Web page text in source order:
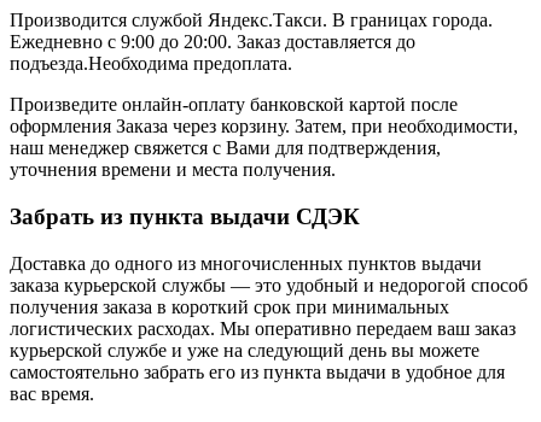
Производится службой Яндекс.Такси. В границах города.
Ежедневно с 9:00 до 20:00. Заказ доставляется до
подъезда.Необходима предоплата.
Произведите онлайн-оплату банковской картой после
оформления Заказа через корзину. Затем, при необходимости,
наш менеджер свяжется с Вами для подтверждения,
уточнения времени и места получения.
Забрать из пункта выдачи СДЭК
Доставка до одного из многочисленных пунктов выдачи
заказа курьерской службы — это удобный и недорогой способ
получения заказа в короткий срок при минимальных
логистических расходах. Мы оперативно передаем ваш заказ
курьерской службе и уже на следующий день вы можете
самостоятельно забрать его из пункта выдачи в удобное для
вас время.